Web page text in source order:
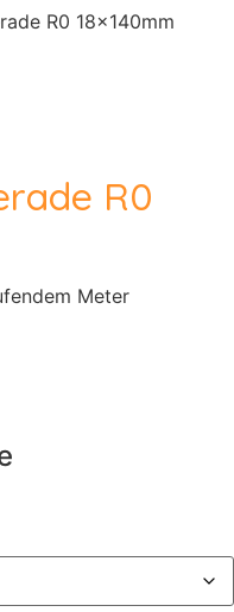
R0 18x140mm
R0
Meter